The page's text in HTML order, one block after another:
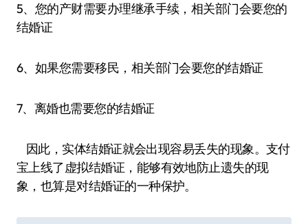
5、您的产财需要办理继承手续，相关部门会要您的
结婚证
6、如果您需要移民，相关部门会要您的结婚证
7、离婚也需要您的结婚证
因此，实体结婚证就会出现容易丢失的现象。支付
宝上线了虚拟结婚证，能够有效地防止遗失的现
象，也算是对结婚证的一种保护。